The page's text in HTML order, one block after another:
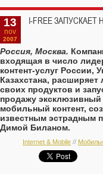
13
nov
2007
I-FREE
Россия, Москва.
входящая в число
контент-услуг России,
Казахстана, расширяет
своих продуктов и
продажу эксклюзивный
мобильный контент,
известным эстрадным
Димой Биланом.
Internet & Mobile //